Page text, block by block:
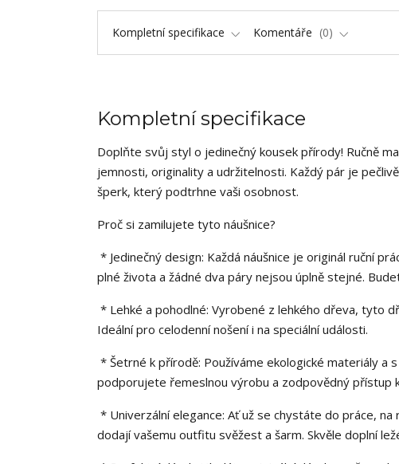
Kompletní specifikace Komentáře 0
Kompletní specifikace
Doplňte svůj styl o jedinečný kousek přírody! Ručně
jemnosti, originality a udržitelnosti. Každý pár je
šperk, který podtrhne vaši osobnost.
Proč si zamilujete tyto náušnice?
* Jedinečný design: Každá náušnice je originál ruční
plné života a žádné dva páry nejsou úplně stejné.
* Lehké a pohodlné: Vyrobené z lehkého dřeva, tyto
Ideální pro celodenní nošení i na speciální události.
* Šetrné k přírodě: Používáme ekologické materiály a
podporujete řemeslnou výrobu a zodpovědný přístup
* Univerzální elegance: Ať už se chystáte do práce,
dodají vašemu outfitu svěžest a šarm. Skvěle doplní